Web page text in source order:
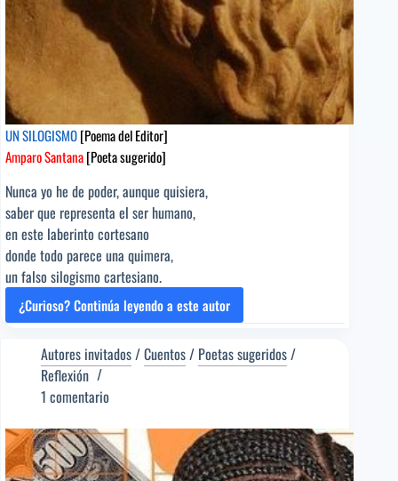
UN SILOGISMO[Poema del Editor]
Amparo Santana[Poeta sugerido]
Nunca yo he de poder, aunque quisiera,
saber que representa el ser humano,
en este laberinto cortesano
donde todo parece una quimera,
un falso silogismo cartesiano.
¿Curioso? Continúa leyendo a este autor
UN
[Poema
del
Santana
[Poeta
sugerido]
Autores invitados/Cuentos/ Poetas sugeridos/
Reflexión
1 comentario